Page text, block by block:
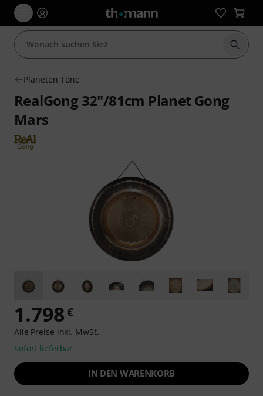
Suche
Planeten Töne
RealGong 32"/81cm Planet Gong
Mars
1.798€
Alle Preise inkl. MwSt.
Sofort lieferbar
IN DEN WARENKORB